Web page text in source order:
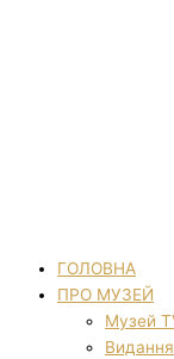
ГОЛОВНА
ПРО МУЗЕЙ
Музей
Видання